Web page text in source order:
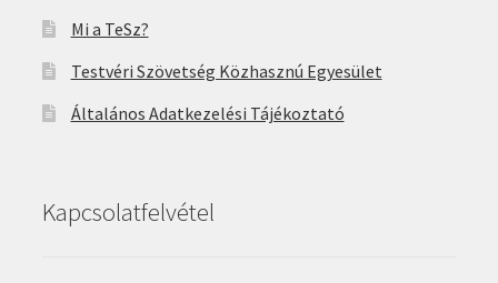
Mi a TeSz?
Testvéri Szövetség Közhasznú Egyesület
Általános Adatkezelési Tájékoztató
Kapcsolatfelvétel